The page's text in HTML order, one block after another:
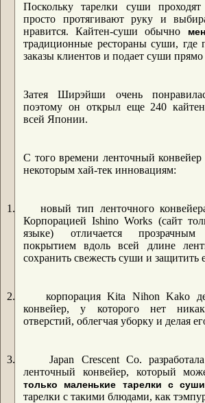
Поскольку тарелки суши
просто протягивают руку и
нравится. Кайтен-суши обычно
традиционные рестораны суши, где
заказы клиентов и подает суши прямо
Затея Ширэйши очень
поэтому он открыл еще 240
всей Японии.
С того времени ленточный
некоторым хай-тек инновациям:
1.
новый тип ленточного
Корпорацией Ishino Works (сайт
языке) отличается прозрачным
покрытием вдоль всей длине
сохранить свежесть суши и защитить
2.
корпорация Kita Nihon Kako
конвейер, у которого нет
отверстий, облегчая уборку и делая
3.
Japan Crescent Co.
ленточный конвейер, который
только маленькие тарелки с
тарелки с такими блюдами, как